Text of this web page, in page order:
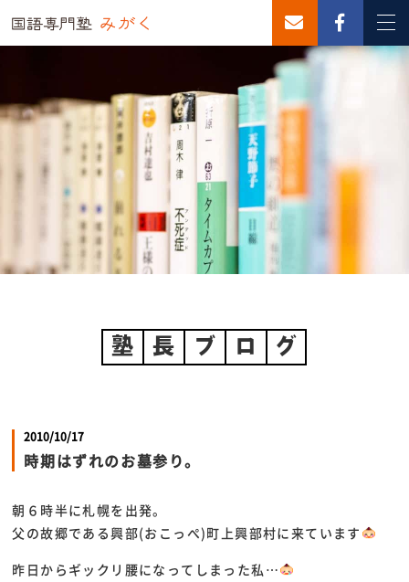
塾 長 ブ ロ グ
2010/10/17
時期はずれのお墓参り。
朝６時半に札幌を出発。
父の故郷である興部(おこっぺ)町上興部村に来ています
昨日からギックリ腰になってしまった私…